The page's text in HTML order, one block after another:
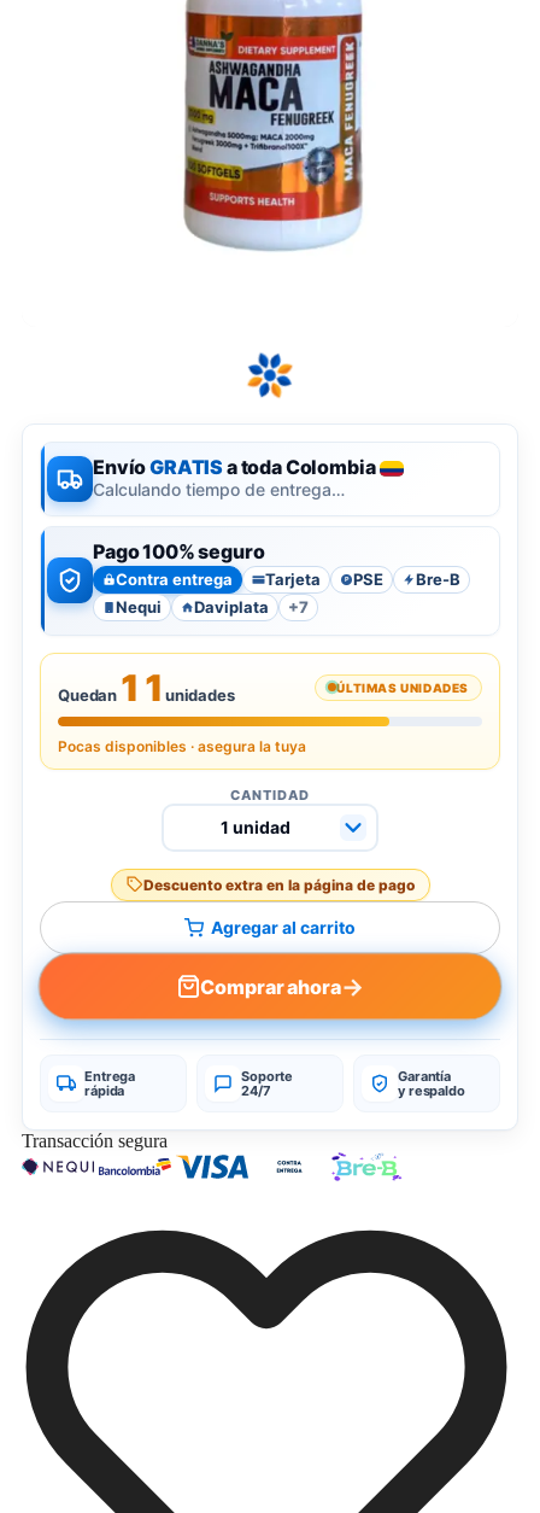
EnvíoGRATISa toda Colombia
Calculando tiempo de entrega…
Pago 100% seguro
Contra entrega Tarjeta P PSE
Bre-B
Nequi
Daviplata +7
Quedan 11 unidades ÚLTIMAS UNIDADES
Pocas disponibles · asegura la tuya
CANTIDAD
Descuento extra en la página de pago
Agregar al carrito
Comprar ahora→
Entrega
rápida
Soporte
24/7
Garantía
y respaldo
Transacción segura